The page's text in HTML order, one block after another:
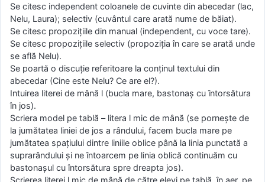
Se citesc independent coloanele de cuvinte din abecedar (lac,
Nelu, Laura); selectiv (cuvântul care arată nume de băiat).
Se citesc propoziţiile din manual (independent, cu voce tare).
Se citesc propoziţiile selectiv (propoziţia în care se arată unde
se află Nelu).
Se poartă o discuţie referitoare la conţinul textului din
abecedar (Cine este Nelu? Ce are el?).
Intuirea literei de mână l (bucla mare, bastonaş cu întorsătura
în jos).
Scriera model pe tablă – litera l mic de mână (se porneşte de
la jumătatea liniei de jos a rândului, facem bucla mare pe
jumătatea spaţiului dintre liniile oblice până la linia punctată a
suprarândului şi ne întoarcem pe linia oblică continuăm cu
bastonaşul cu întorsătura spre dreapta jos).